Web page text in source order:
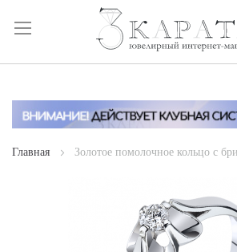
Skip
Content
Главная Золотое помолочное кольцо с